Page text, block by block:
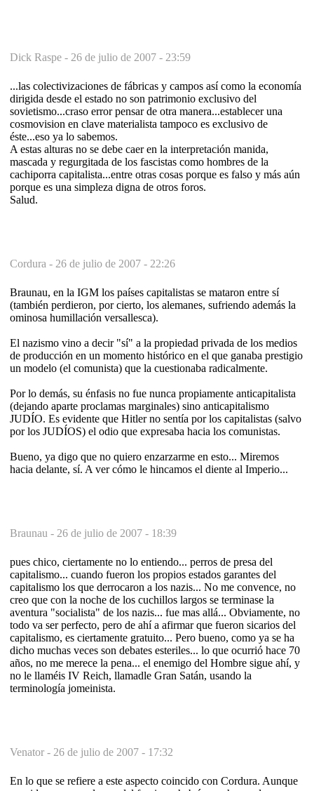
Dick Raspe - 26 de julio de 2007 - 23:59
...las colectivizaciones de fábricas y campos así como la economía
dirigida desde el estado no son patrimonio exclusivo del
sovietismo...craso error pensar de otra manera...establecer una
cosmovision en clave materialista tampoco es exclusivo de
éste...eso ya lo sabemos.
A estas alturas no se debe caer en la interpretación manida,
mascada y regurgitada de los fascistas como hombres de la
cachiporra capitalista...entre otras cosas porque es falso y más aún
porque es una simpleza digna de otros foros.
Salud.
Cordura - 26 de julio de 2007 - 22:26
Braunau, en la IGM los países capitalistas se mataron entre sí
(también perdieron, por cierto, los alemanes, sufriendo además la
ominosa humillación versallesca).
El nazismo vino a decir "sí" a la propiedad privada de los medios
de producción en un momento histórico en el que ganaba prestigio
un modelo (el comunista) que la cuestionaba radicalmente.
Por lo demás, su énfasis no fue nunca propiamente anticapitalista
(dejando aparte proclamas marginales) sino anticapitalismo
JUDÍO. Es evidente que Hitler no sentía por los capitalistas (salvo
por los JUDÍOS) el odio que expresaba hacia los comunistas.
Bueno, ya digo que no quiero enzarzarme en esto... Miremos
hacia delante, sí. A ver cómo le hincamos el diente al Imperio...
Braunau - 26 de julio de 2007 - 18:39
pues chico, ciertamente no lo entiendo... perros de presa del
capitalismo... cuando fueron los propios estados garantes del
capitalismo los que derrocaron a los nazis... No me convence, no
creo que con la noche de los cuchillos largos se terminase la
aventura "socialista" de los nazis... fue mas allá... Obviamente, no
todo va ser perfecto, pero de ahí a afirmar que fueron sicarios del
capitalismo, es ciertamente gratuito... Pero bueno, como ya se ha
dicho muchas veces son debates esteriles... lo que ocurrió hace 70
años, no me merece la pena... el enemigo del Hombre sigue ahí, y
no le llaméis IV Reich, llamadle Gran Satán, usando la
terminología jomeinista.
Venator - 26 de julio de 2007 - 17:32
En lo que se refiere a este aspecto coincido con Cordura. Aunque